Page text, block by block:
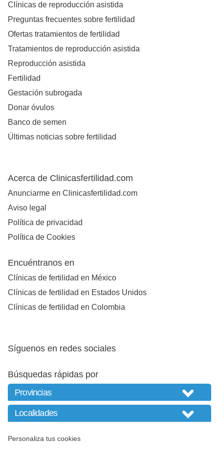
Clínicas de reproducción asistida
Preguntas frecuentes sobre fertilidad
Ofertas tratamientos de fertilidad
Tratamientos de reproducción asistida
Reproducción asistida
Fertilidad
Gestación subrogada
Donar óvulos
Banco de semen
Últimas noticias sobre fertilidad
Acerca de Clinicasfertilidad.com
Anunciarme en Clinicasfertilidad.com
Aviso legal
Política de privacidad
Política de Cookies
Encuéntranos en
Clínicas de fertilidad en México
Clínicas de fertilidad en Estados Unidos
Clínicas de fertilidad en Colombia
Síguenos en redes sociales
Búsquedas rápidas por
Personaliza tus cookies